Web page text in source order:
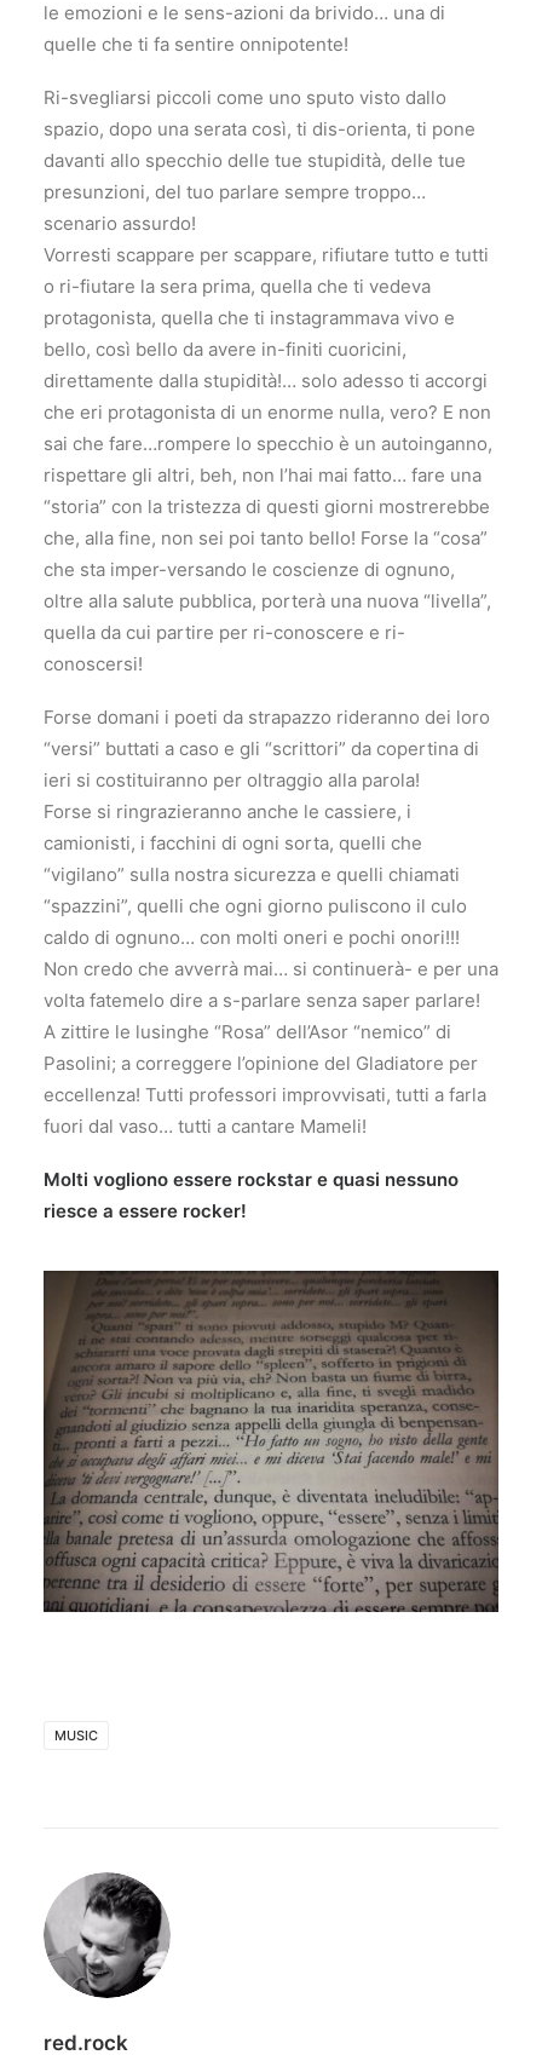
le emozioni e le sens-azioni da brivido… una di
quelle che ti fa sentire onnipotente!
Ri-svegliarsi piccoli come uno sputo visto dallo
spazio, dopo una serata così, ti dis-orienta, ti pone
davanti allo specchio delle tue stupidità, delle tue
presunzioni, del tuo parlare sempre troppo…
scenario assurdo!
Vorresti scappare per scappare, rifiutare tutto e tutti
o ri-fiutare la sera prima, quella che ti vedeva
protagonista, quella che ti instagrammava vivo e
bello, così bello da avere in-finiti cuoricini,
direttamente dalla stupidità!… solo adesso ti accorgi
che eri protagonista di un enorme nulla, vero? E non
sai che fare…rompere lo specchio è un autoinganno,
rispettare gli altri, beh, non l’hai mai fatto… fare una
“storia” con la tristezza di questi giorni mostrerebbe
che, alla fine, non sei poi tanto bello! Forse la “cosa”
che sta imper-versando le coscienze di ognuno,
oltre alla salute pubblica, porterà una nuova “livella”,
quella da cui partire per ri-conoscere e ri-
conoscersi!
Forse domani i poeti da strapazzo rideranno dei loro
“versi” buttati a caso e gli “scrittori” da copertina di
ieri si costituiranno per oltraggio alla parola!
Forse si ringrazieranno anche le cassiere, i
camionisti, i facchini di ogni sorta, quelli che
“vigilano” sulla nostra sicurezza e quelli chiamati
“spazzini”, quelli che ogni giorno puliscono il culo
caldo di ognuno… con molti oneri e pochi onori!!!
Non credo che avverrà mai… si continuerà- e per una
volta fatemelo dire a s-parlare senza saper parlare!
A zittire le lusinghe “Rosa” dell’Asor “nemico” di
Pasolini; a correggere l’opinione del Gladiatore per
eccellenza! Tutti professori improvvisati, tutti a farla
fuori dal vaso… tutti a cantare Mameli!
Molti vogliono essere rockstar e quasi nessuno
riesce a essere rocker!
MUSIC
red.rock